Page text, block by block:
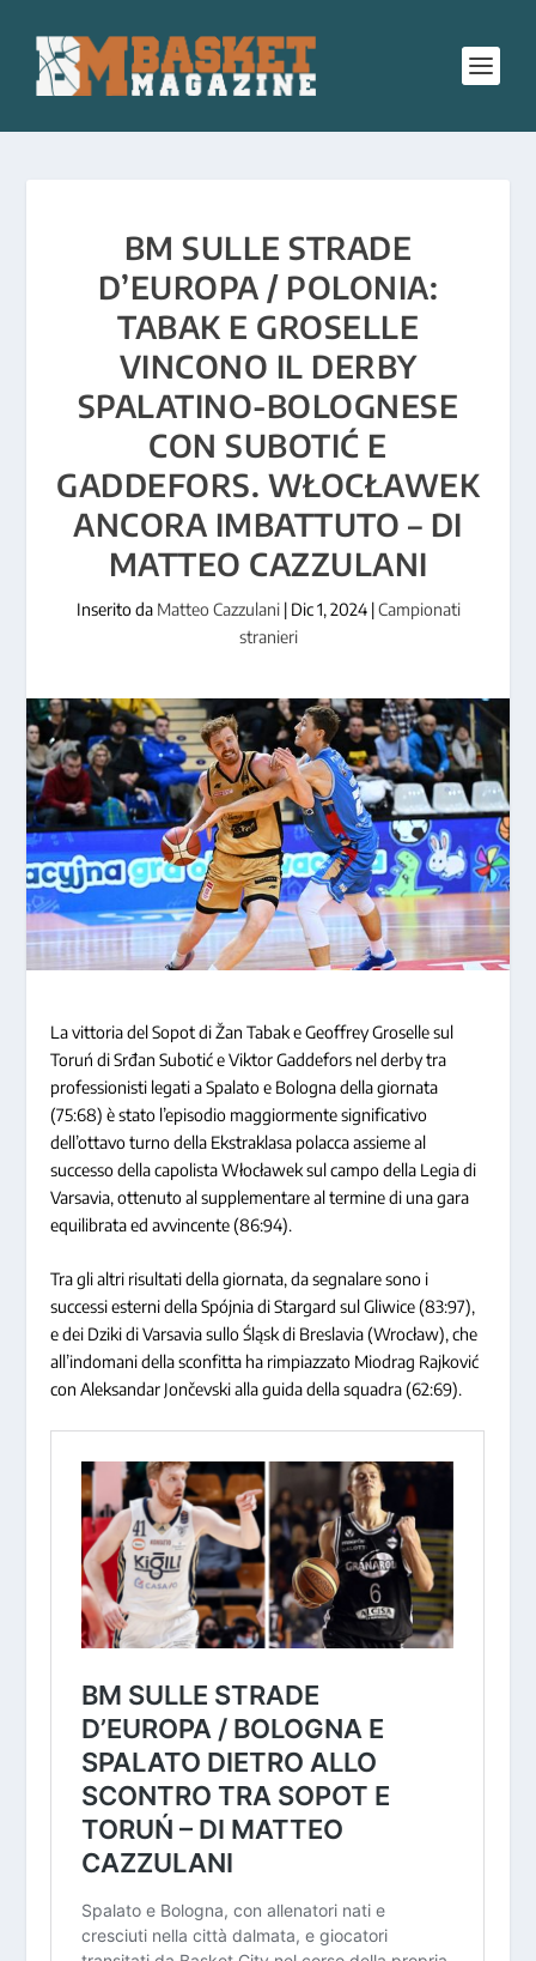
BM SULLE STRADE
D’EUROPA / POLONIA:
TABAK E GROSELLE
VINCONO IL DERBY
SPALATINO-BOLOGNESE
CON SUBOTIĆ E
GADDEFORS. WŁOCŁAWEK
ANCORA IMBATTUTO – DI
MATTEO CAZZULANI
Inserito da Matteo Cazzulani| Dic 1, 2024|Campionati
stranieri
La vittoria del Sopot di Žan Tabak e Geoffrey Groselle sul
Toruń di Srđan Subotić e Viktor Gaddefors nel derby tra
professionisti legati a Spalato e Bologna della giornata
(75:68) è stato l’episodio maggiormente significativo
dell’ottavo turno della Ekstraklasa polacca assieme al
successo della capolista Włocławek sul campo della Legia di
Varsavia, ottenuto al supplementare al termine di una gara
equilibrata ed avvincente (86:94).
Tra gli altri risultati della giornata, da segnalare sono i
successi esterni della Spójnia di Stargard sul Gliwice (83:97),
e dei Dziki di Varsavia sullo Śląsk di Breslavia (Wrocław), che
all’indomani della sconfitta ha rimpiazzato Miodrag Rajković
con Aleksandar Jončevski alla guida della squadra (62:69).